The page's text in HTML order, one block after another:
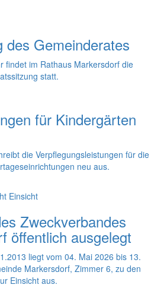
des Gemeinderates
findet im Rathaus Markersdorf die
statt.
für Kindergärten
die Verpflegungsleistungen für die
neu aus.
Einsicht
Zweckverbandes
öffentlich ausgelegt
liegt vom 04. Mai 2026 bis 13.
Markersdorf, Zimmer 6, zu den
Einsicht aus.